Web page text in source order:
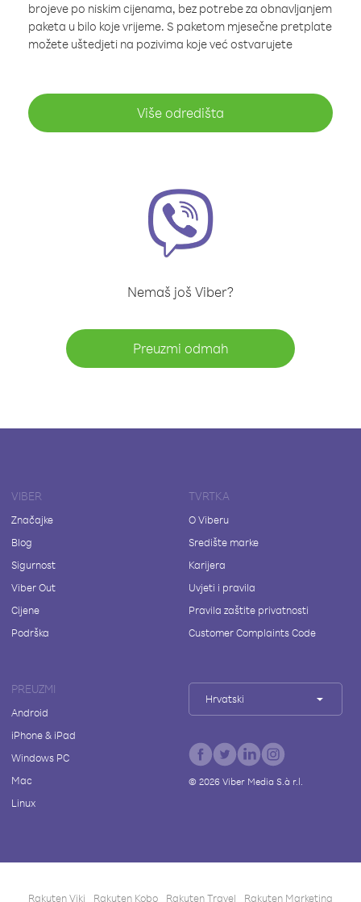
brojeve po niskim cijenama, bez potrebe za obnavljanjem
paketa u bilo koje vrijeme. S paketom mjesečne pretplate
možete uštedjeti na pozivima koje već ostvarujete
Više odredišta
Nemaš još Viber?
Preuzmi odmah
VIBER
Značajke
Blog
Sigurnost
Viber Out
Cijene
Podrška
TVRTKA
O Viberu
Središte marke
Karijera
Uvjeti i pravila
Pravila zaštite privatnosti
Customer Complaints Code
PREUZMI
Android
iPhone & iPad
Windows PC
Mac
Linux
Hrvatski
© 2026Viber Media S.à r.l.
Rakuten Viki Rakuten Kobo Rakuten Travel Rakuten Marketing